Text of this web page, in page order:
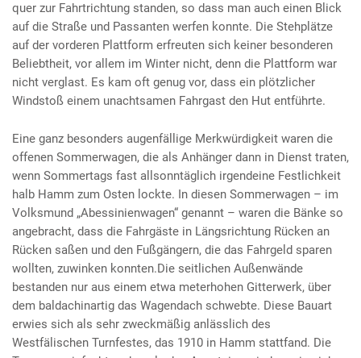
quer zur Fahrtrichtung standen, so dass man auch einen Blick
auf die Straße und Passanten werfen konnte. Die Stehplätze
auf der vorderen Plattform erfreuten sich keiner besonderen
Beliebtheit, vor allem im Winter nicht, denn die Plattform war
nicht verglast. Es kam oft genug vor, dass ein plötzlicher
Windstoß einem unachtsamen Fahrgast den Hut entführte.
Eine ganz besonders augenfällige Merkwürdigkeit waren die
offenen Sommerwagen, die als Anhänger dann in Dienst traten,
wenn Sommertags fast allsonntäglich irgendeine Festlichkeit
halb Hamm zum Osten lockte. In diesen Sommerwagen – im
Volksmund „Abessinienwagen“ genannt – waren die Bänke so
angebracht, dass die Fahrgäste in Längsrichtung Rücken an
Rücken saßen und den Fußgängern, die das Fahrgeld sparen
wollten, zuwinken konnten.Die seitlichen Außenwände
bestanden nur aus einem etwa meterhohen Gitterwerk, über
dem baldachinartig das Wagendach schwebte. Diese Bauart
erwies sich als sehr zweckmäßig anlässlich des
Westfälischen Turnfestes, das 1910 in Hamm stattfand. Die